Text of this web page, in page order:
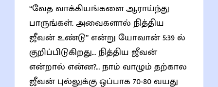
“வேத வாக்கியங்களை ஆராய்ந்து
பாருங்கள். அவைகளால் நித்திய
ஜீவன் உண்டு” என்று யோவான் 5:39 ல்
குறிப்பிடுகிறது… நித்திய ஜீவன்
என்றால் என்ன?… நாம் வாழும் தற்கால
ஜீவன் புல்லுக்கு ஒப்பாக 70-80 வயது